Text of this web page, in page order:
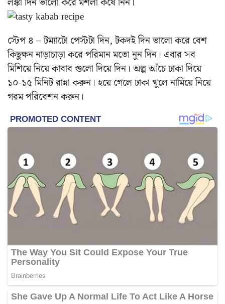
স্টেপ ৪ – টম্যাটো পেস্টটা দিন, টকদই দিন ভালো করে বেশ
কিছুক্ষন নাড়াচাড়া করে পরিমান মতো নুন দিন। এবার সব
মিশিয়ে নিয়ে কাবাব গুলো দিয়ে দিন। অল্প আঁচে ঢাকা দিয়ে
১০-১৫ মিনিট রান্না করুন। হয়ে গেলে ঢাকা খুলে নামিয়ে নিয়ে
গরম পরিবেশন করুন।